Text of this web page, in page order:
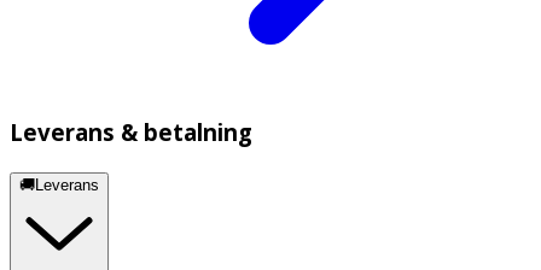
Leverans & betalning
🚚Leverans